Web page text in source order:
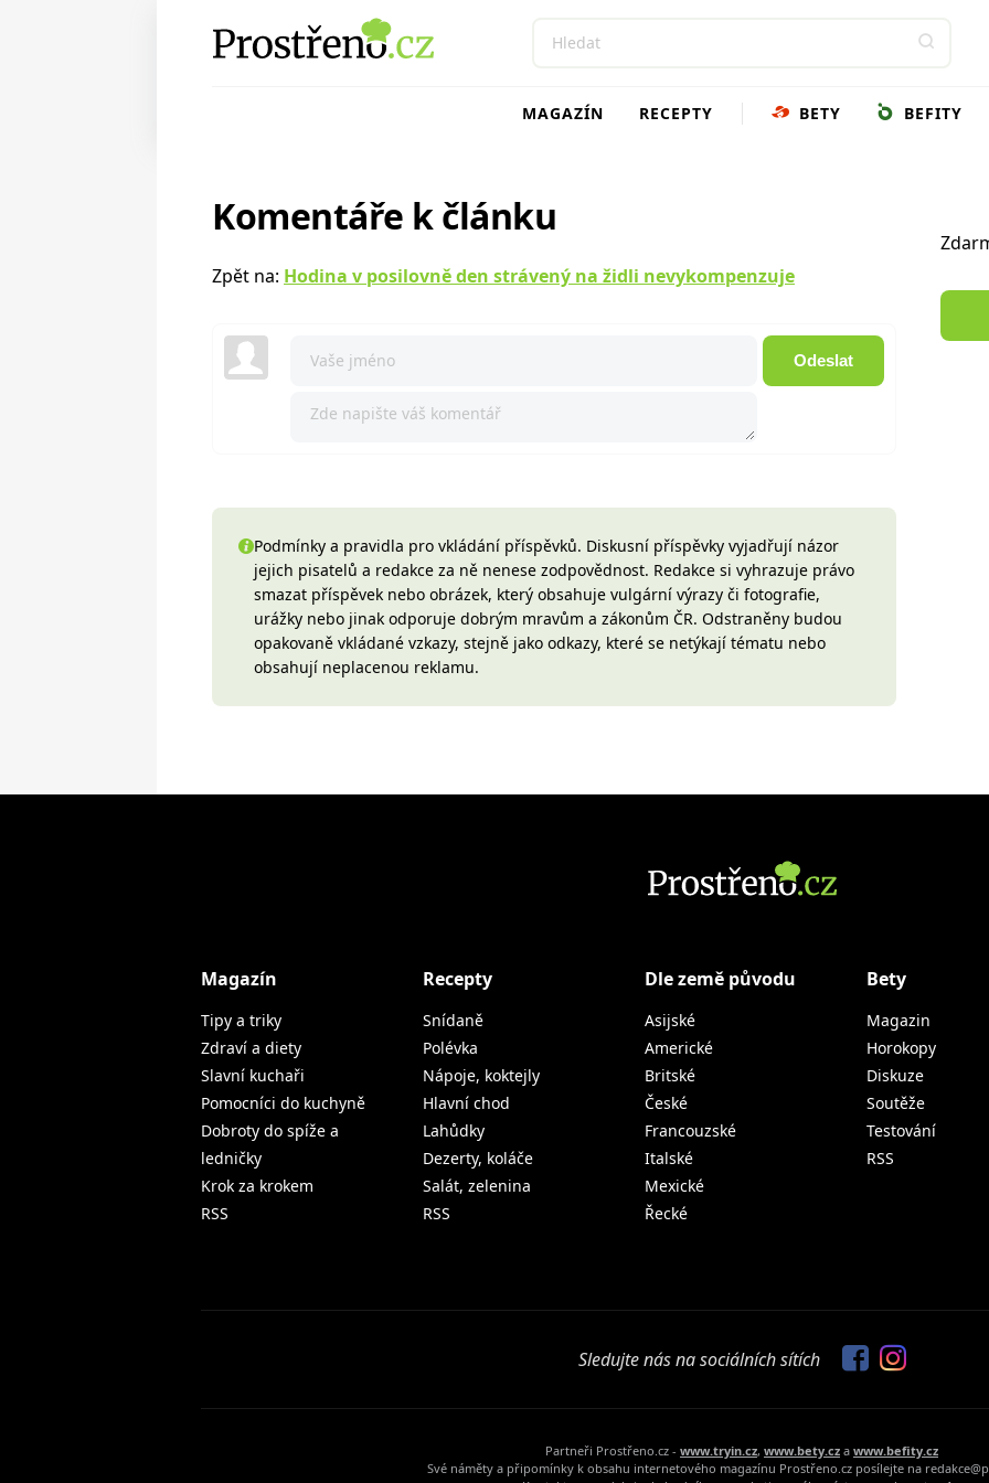
MAGAZÍN RECEPTY BETY BEFITY
Komentáře k článku
Zpět na: Hodina v posilovně den strávený na židli nevykompenzuje
Odeslat
Podmínky a pravidla pro vkládání příspěvků. Diskusní příspěvky vyjadřují názor
jejich pisatelů a redakce za ně nenese zodpovědnost. Redakce si vyhrazuje právo
smazat příspěvek nebo obrázek, který obsahuje vulgární výrazy či fotografie,
urážky nebo jinak odporuje dobrým mravům a zákonům ČR. Odstraněny budou
opakovaně vkládané vzkazy, stejně jako odkazy, které se netýkají tématu nebo
obsahují neplacenou reklamu.
Magazín
Tipy a triky
Zdraví a diety
Slavní kuchaři
Pomocníci do kuchyně
Dobroty do spíže a
ledničky
Krok za krokem
RSS
Recepty
Snídaně
Polévka
Nápoje, koktejly
Hlavní chod
Lahůdky
Dezerty, koláče
Salát, zelenina
RSS
Dle země původu
Asijské
Americké
Britské
České
Francouzské
Italské
Mexické
Řecké
Bety
Magazin
Horokopy
Diskuze
Soutěže
Testování
RSS
Sledujte nás na sociálních sítích
Partneři Prostřeno.cz - www.tryin.cz, www.bety.cz a www.befity.cz
Své náměty a připomínky k obsahu internetového magazínu Prostřeno.cz posílejte na